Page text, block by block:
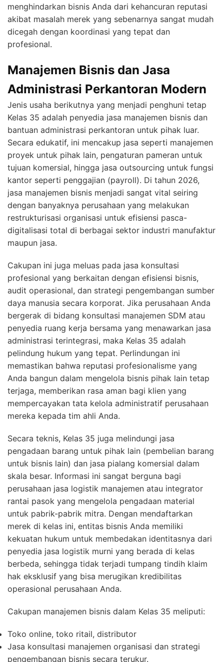
menghindarkan bisnis Anda dari kehancuran reputasi
akibat masalah merek yang sebenarnya sangat mudah
dicegah dengan koordinasi yang tepat dan
profesional.
Manajemen Bisnis dan Jasa
Administrasi Perkantoran Modern
Jenis usaha berikutnya yang menjadi penghuni tetap
Kelas 35 adalah penyedia jasa manajemen bisnis dan
bantuan administrasi perkantoran untuk pihak luar.
Secara edukatif, ini mencakup jasa seperti manajemen
proyek untuk pihak lain, pengaturan pameran untuk
tujuan komersial, hingga jasa outsourcing untuk fungsi
kantor seperti penggajian (payroll). Di tahun 2026,
jasa manajemen bisnis menjadi sangat vital seiring
dengan banyaknya perusahaan yang melakukan
restrukturisasi organisasi untuk efisiensi pasca-
digitalisasi total di berbagai sektor industri manufaktur
maupun jasa.
Cakupan ini juga meluas pada jasa konsultasi
profesional yang berkaitan dengan efisiensi bisnis,
audit operasional, dan strategi pengembangan sumber
daya manusia secara korporat. Jika perusahaan Anda
bergerak di bidang konsultasi manajemen SDM atau
penyedia ruang kerja bersama yang menawarkan jasa
administrasi terintegrasi, maka Kelas 35 adalah
pelindung hukum yang tepat. Perlindungan ini
memastikan bahwa reputasi profesionalisme yang
Anda bangun dalam mengelola bisnis pihak lain tetap
terjaga, memberikan rasa aman bagi klien yang
mempercayakan tata kelola administratif perusahaan
mereka kepada tim ahli Anda.
Secara teknis, Kelas 35 juga melindungi jasa
pengadaan barang untuk pihak lain (pembelian barang
untuk bisnis lain) dan jasa pialang komersial dalam
skala besar. Informasi ini sangat berguna bagi
perusahaan jasa logistik manajemen atau integrator
rantai pasok yang mengelola pengadaan material
untuk pabrik-pabrik mitra. Dengan mendaftarkan
merek di kelas ini, entitas bisnis Anda memiliki
kekuatan hukum untuk membedakan identitasnya dari
penyedia jasa logistik murni yang berada di kelas
berbeda, sehingga tidak terjadi tumpang tindih klaim
hak eksklusif yang bisa merugikan kredibilitas
operasional perusahaan Anda.
Cakupan manajemen bisnis dalam Kelas 35 meliputi:
Toko online, toko ritail, distributor
Jasa konsultasi manajemen organisasi dan strategi
pengembangan bisnis secara terukur.